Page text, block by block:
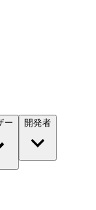
ー 開発者​